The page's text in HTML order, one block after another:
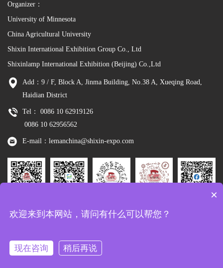
Organizer：
University of Minnesota
China Agricultural University
Shixin International Exhibition Group Co., Ltd
Shixinlamp International Exhibition (Beijing) Co.,Ltd
Add：9 / F, Block A, Jinma Building, No.38 A, Xueqing Road,
Haidian District
Tel： 0086 10 62919126
0086 10 62956562
E-mail：lemanchina@shixin-expo.com
Wechat
Tiktok
Copyright：Shixinlamp International Exhibition (Beijing) Co.,Ltd
×
欢迎来到本网站，请问有什么可以帮您？
现在咨询 稍后再说